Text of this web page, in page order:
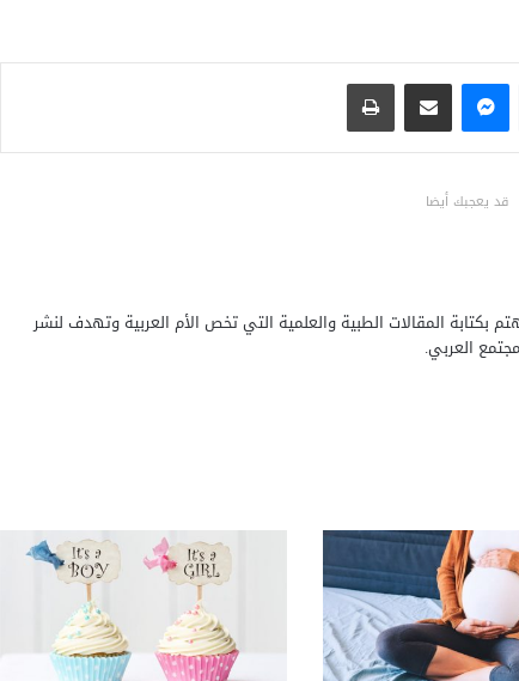
ماسنجر مشاركة عبر البريد طباعة
قد يعجبك أيضا
بكتابة المقالات الطبية والعلمية التي تخص الأم العربية وتهدف لنشر
العربي.